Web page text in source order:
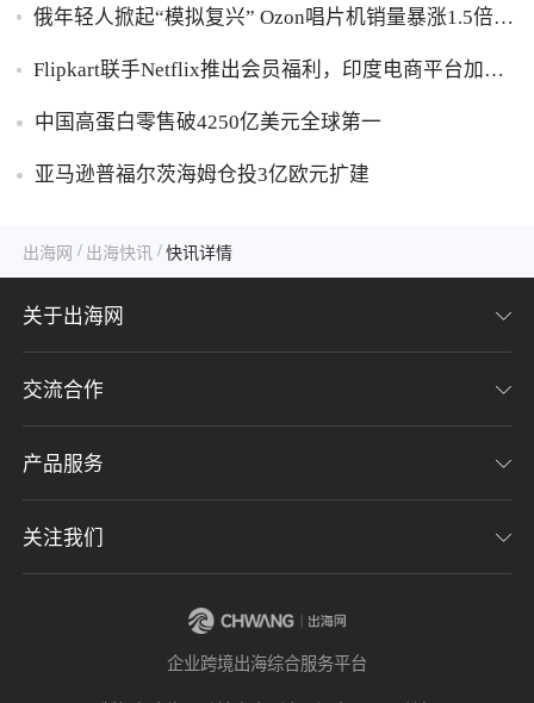
俄年轻人掀起“模拟复兴” Ozon唱片机销量暴涨1.5倍黑
Flipkart联手Netflix推出会员福利，印度电商平台加码
中国高蛋白零售破4250亿美元全球第一
亚马逊普福尔茨海姆仓投3亿欧元扩建
出海网 / 出海快讯 / 快讯详情
关于出海网
关于我们
加入我们
隐私协议
交流合作
联系我们
意见反馈
产品服务
CHWE全球跨境电商展
关注我们
企业跨境出海综合服务平台